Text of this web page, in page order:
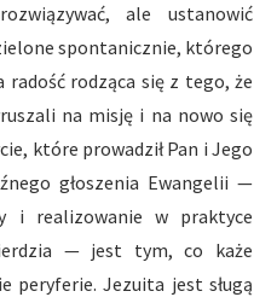
ale ustanowić
spontanicznie, którego
radość rodząca się z tego, że
na misję i na nowo się
które prowadził Pan i Jego
głoszenia Ewangelii —
i realizowanie w praktyce
— jest tym, co każe
peryferie. Jezuita jest sługą